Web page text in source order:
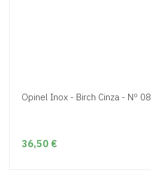
Opinel Inox - Birch Cinza - Nº 08
36,50 €